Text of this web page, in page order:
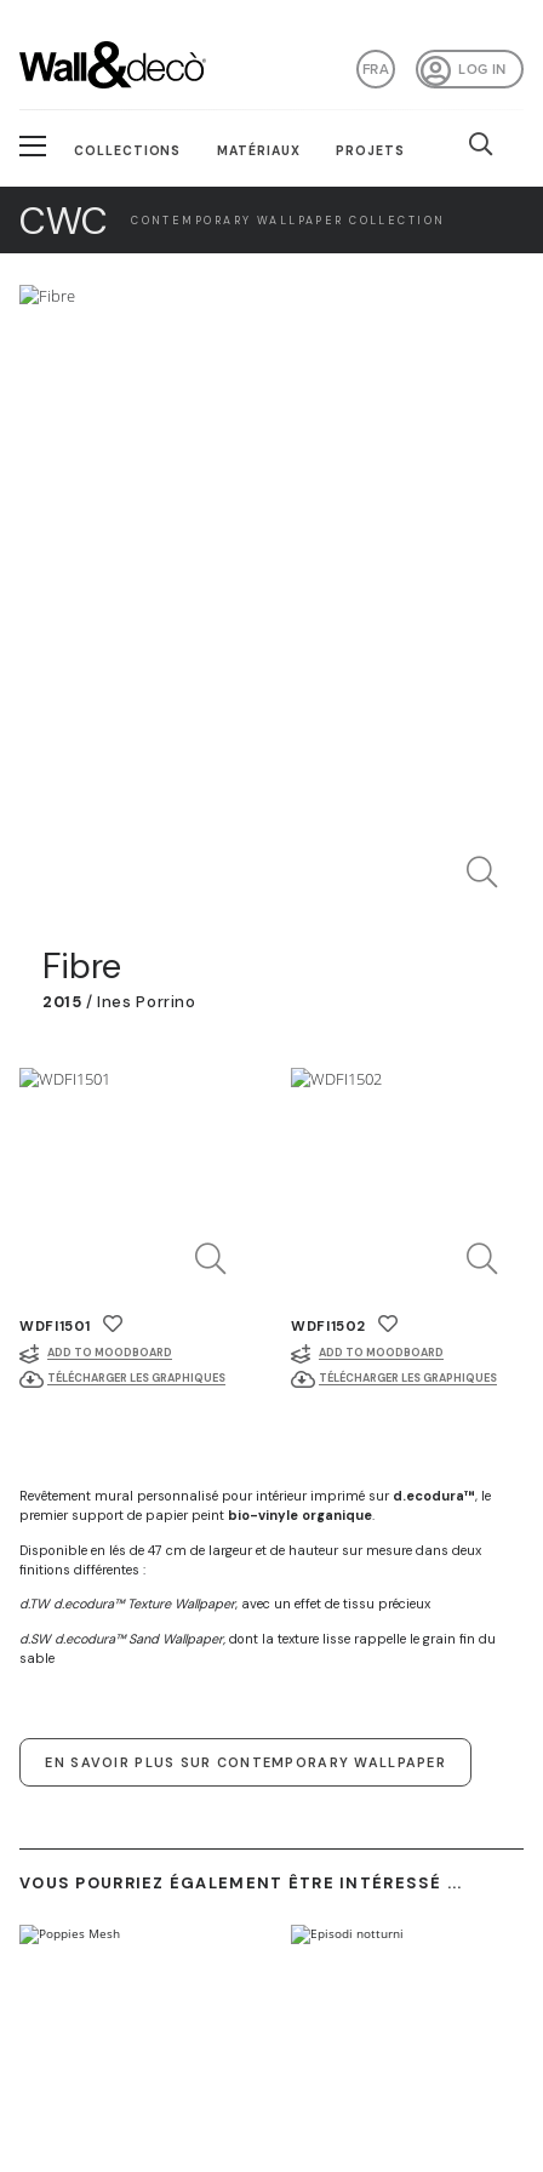
LOG IN
FRA
COLLECTIONS MATÉRIAUX PROJETS
CWC CONTEMPORARY WALLPAPER COLLECTION
Fibre
2015 / Ines Porrino
WDFI1501
ADD TO MOODBOARD
TÉLÉCHARGER LES GRAPHIQUES
WDFI1502
ADD TO MOODBOARD
TÉLÉCHARGER LES GRAPHIQUES
Revêtement mural personnalisé pour intérieur imprimé sur d.ecodura™, le
premier support de papier peint bio-vinyle organique.
Disponible en lés de 47 cm de largeur et de hauteur sur mesure dans deux
finitions différentes :
d.TW d.ecodura™ Texture Wallpaper, avec un effet de tissu précieux
d.SW d.ecodura™ Sand Wallpaper, dont la texture lisse rappelle le grain fin du
sable
EN SAVOIR PLUS SUR CONTEMPORARY WALLPAPER
VOUS POURRIEZ ÉGALEMENT ÊTRE INTÉRESSÉ ...